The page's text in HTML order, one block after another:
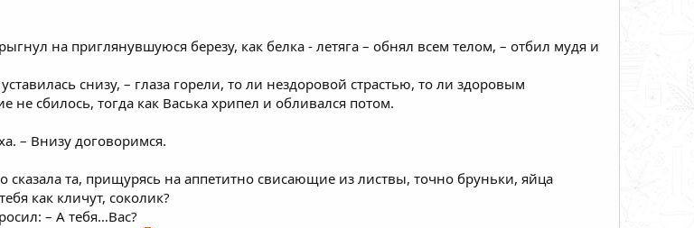
на приглянувшуюся березу, как белка - летяга – обнял всем телом, – отбил мудя и
снизу, – глаза горели, то ли нездоровой страстью, то ли здоровым
сбилось, тогда как Васька хрипел и обливался потом.
– Внизу договоримся.
та, прищурясь на аппетитно свисающие из листвы, точно бруньки, яйца
как кличут, соколик?
– А тебя…Вас?